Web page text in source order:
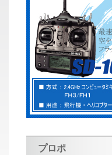
プロポ